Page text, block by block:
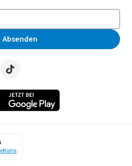
Absenden
eKomi.